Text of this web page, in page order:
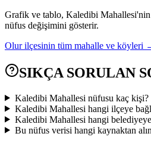
Grafik ve tablo, Kaledibi Mahallesi'nin
nüfus değişimini gösterir.
Olur ilçesinin tüm mahalle ve köyleri
SIKÇA SORULAN
Kaledibi Mahallesi nüfusu kaç kişi?
Kaledibi Mahallesi hangi ilçeye
Kaledibi Mahallesi hangi belediyeye
Bu nüfus verisi hangi kaynaktan